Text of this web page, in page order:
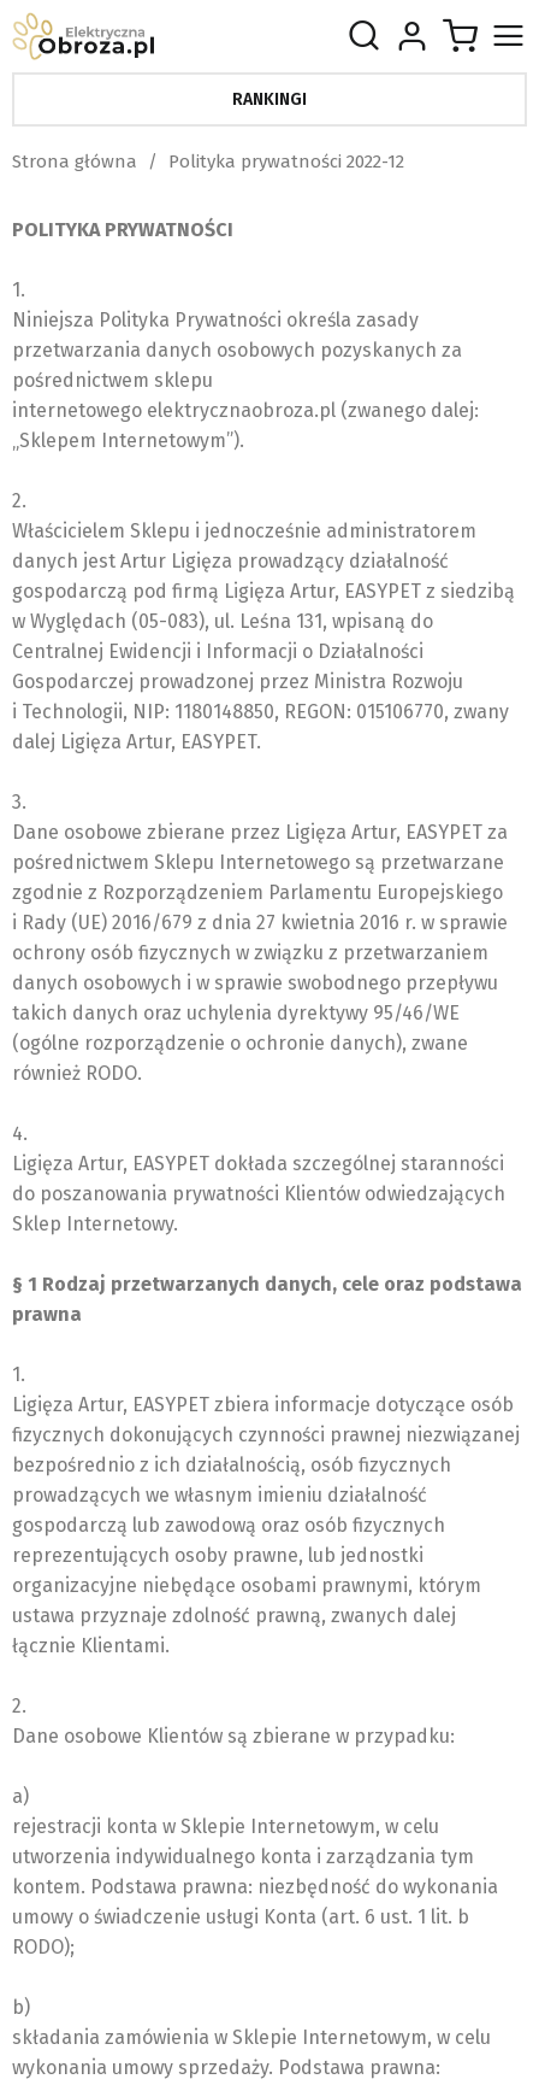
RANKINGI
Strona główna Polityka prywatności 2022-12
POLITYKA PRYWATNOŚCI
1.
Niniejsza Polityka Prywatności określa zasady
przetwarzania danych osobowych pozyskanych za
pośrednictwem sklepu
internetowego elektrycznaobroza.pl (zwanego dalej:
„Sklepem Internetowym”).
2.
Właścicielem Sklepu i jednocześnie administratorem
danych jest Artur Ligięza prowadzący działalność
gospodarczą pod firmą Ligięza Artur, EASYPET z siedzibą
w Wyględach (05-083), ul. Leśna 131, wpisaną do
Centralnej Ewidencji i Informacji o Działalności
Gospodarczej prowadzonej przez Ministra Rozwoju
i Technologii, NIP: 1180148850, REGON: 015106770, zwany
dalej Ligięza Artur, EASYPET.
3.
Dane osobowe zbierane przez Ligięza Artur, EASYPET za
pośrednictwem Sklepu Internetowego są przetwarzane
zgodnie z Rozporządzeniem Parlamentu Europejskiego
i Rady (UE) 2016/679 z dnia 27 kwietnia 2016 r. w sprawie
ochrony osób fizycznych w związku z przetwarzaniem
danych osobowych i w sprawie swobodnego przepływu
takich danych oraz uchylenia dyrektywy 95/46/WE
(ogólne rozporządzenie o ochronie danych), zwane
również RODO.
4.
Ligięza Artur, EASYPET dokłada szczególnej staranności
do poszanowania prywatności Klientów odwiedzających
Sklep Internetowy.
§ 1 Rodzaj przetwarzanych danych, cele oraz podstawa
prawna
1.
Ligięza Artur, EASYPET zbiera informacje dotyczące osób
fizycznych dokonujących czynności prawnej niezwiązanej
bezpośrednio z ich działalnością, osób fizycznych
prowadzących we własnym imieniu działalność
gospodarczą lub zawodową oraz osób fizycznych
reprezentujących osoby prawne, lub jednostki
organizacyjne niebędące osobami prawnymi, którym
ustawa przyznaje zdolność prawną, zwanych dalej
łącznie Klientami.
2.
Dane osobowe Klientów są zbierane w przypadku:
a)
rejestracji konta w Sklepie Internetowym, w celu
utworzenia indywidualnego konta i zarządzania tym
kontem. Podstawa prawna: niezbędność do wykonania
umowy o świadczenie usługi Konta (art. 6 ust. 1 lit. b
RODO);
b)
składania zamówienia w Sklepie Internetowym, w celu
wykonania umowy sprzedaży. Podstawa prawna: